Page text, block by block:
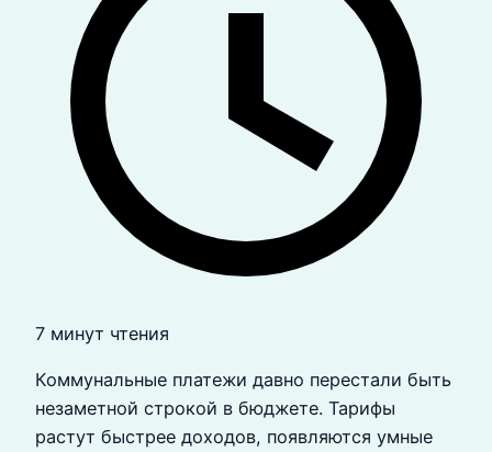
7 минут чтения
Коммунальные платежи давно перестали быть
незаметной строкой в бюджете. Тарифы
растут быстрее доходов, появляются умные